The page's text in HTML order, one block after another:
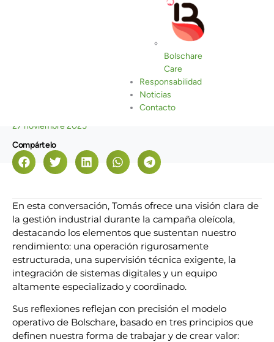
Bolschare
Care
Responsabilidad
Noticias
Contacto
27 noviembre 2025
Compártelo
En esta conversación, Tomás ofrece una visión clara de
la gestión industrial durante la campaña oleícola,
destacando los elementos que sustentan nuestro
rendimiento: una operación rigurosamente
estructurada, una supervisión técnica exigente, la
integración de sistemas digitales y un equipo
altamente especializado y coordinado.
Sus reflexiones reflejan con precisión el modelo
operativo de Bolschare, basado en tres principios que
definen nuestra forma de trabajar y de crear valor: